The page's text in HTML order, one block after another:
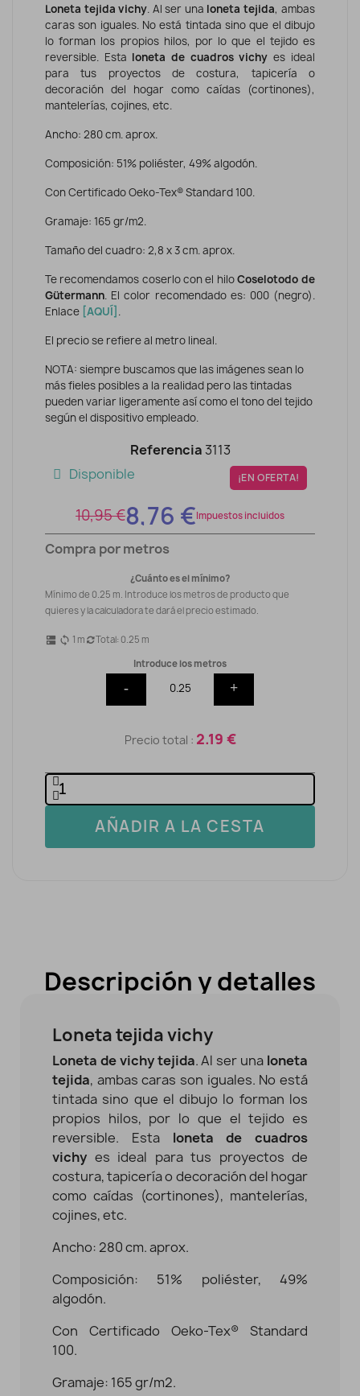
Loneta tejida vichy. Al ser una loneta tejida, ambas
caras son iguales. No está tintada sino que el dibujo
lo forman los propios hilos, por lo que el tejido es
reversible. Esta loneta de cuadros vichy es ideal
para tus proyectos de costura, tapicería o
decoración del hogar como caídas (cortinones),
mantelerías, cojines, etc.
Ancho: 280 cm. aprox.
Composición: 51% poliéster, 49% algodón.
Con Certificado Oeko-Tex® Standard 100.
Gramaje: 165 gr/m2.
Tamaño del cuadro: 2,8 x 3 cm. aprox.
Te recomendamos coserlo con el hiloCoselotodo de
Gütermann. El color recomendado es: 000 (negro).
Enlace [AQUÍ] .
El precio se refiere al metro lineal.
NOTA: siempre buscamos que las imágenes sean lo
más fieles posibles a la realidad pero las tintadas
pueden variar ligeramente así como el tono del tejido
según el dispositivo empleado.
Referencia 3113
Disponible
¡EN OFERTA!
10,95 €8,76 €Impuestos incluidos
Compra por metros
¿Cuánto es el mínimo?
Mínimo de 0.25 m. Introduce los metros de producto que
quieres y la calculadora te dará el precio estimado.
dns sync 1 m Total: 0.25 m
Introduce los metros
- +
Precio total : 2.19 €
AÑADIR A LA CESTA
Descripción y detalles
Loneta tejida vichy
Loneta de vichy tejida. Al ser una loneta
tejida, ambas caras son iguales. No está
tintada sino que el dibujo lo forman los
propios hilos, por lo que el tejido es
reversible. Esta loneta de cuadros
vichy es ideal para tus proyectos de
costura, tapicería o decoración del hogar
como caídas (cortinones), mantelerías,
cojines, etc.
Ancho: 280 cm. aprox.
Composición: 51% poliéster, 49%
algodón.
Con Certificado Oeko-Tex® Standard
100.
Gramaje: 165 gr/m2.